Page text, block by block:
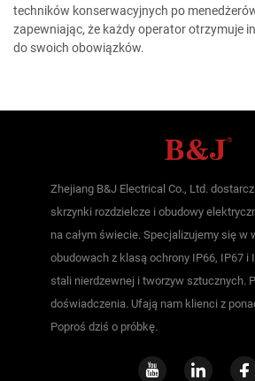
techników konserwacyjnych po
zapewniając, że każdy operator otrzymuje
do swoich obowiązków.
Zhejiang B&J Electrical Co., Ltd.
skrzynki rozdzielcze i obudowy
na całym świecie. Specjalizujemy się w
obudowach z klasą ochrony IP66, IP67 i
stali nierdzewnej i tworzyw sztucznych.
doświadczenia. Ufają nam klienci z
Poproś dziś o próbkę.